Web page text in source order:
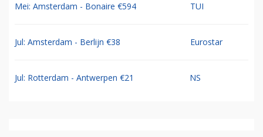
Mei: Amsterdam - Bonaire €594 TUI
Jul: Amsterdam - Berlijn €38 Eurostar
Jul: Rotterdam - Antwerpen €21 NS